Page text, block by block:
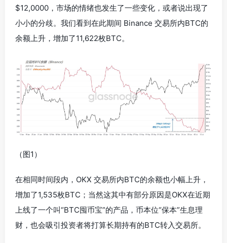
$12,0000，市场的情绪也发生了一些变化，或者说出现了
小小的分歧。我们看到在此期间 Binance 交易所内BTC的
余额上升，增加了11,622枚BTC。
（图1）
在相同时间段内，OKX 交易所内BTC的余额也小幅上升，
增加了1,535枚BTC；当然这其中有部分原因是OKX在近期
上线了一个叫“BTC囤币宝”的产品，币本位“保本”生息理
财，也会吸引投资者将打算长期持有的BTC转入交易所。